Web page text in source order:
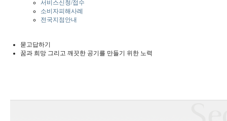
서비스신청/접수
소비자피해사례
전국지점안내
묻고답하기
꿈과 희망 그리고 깨끗한 공기를 만들기 위한 노력